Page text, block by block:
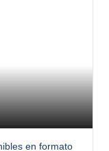
en formato